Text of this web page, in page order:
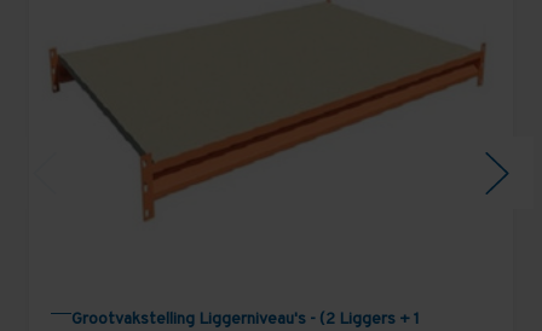
Grootvakstelling Liggerniveau's - (2 Liggers + 1